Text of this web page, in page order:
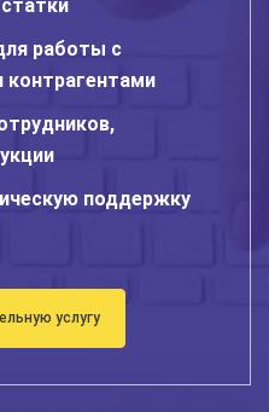
работы с
поддержку
услугу